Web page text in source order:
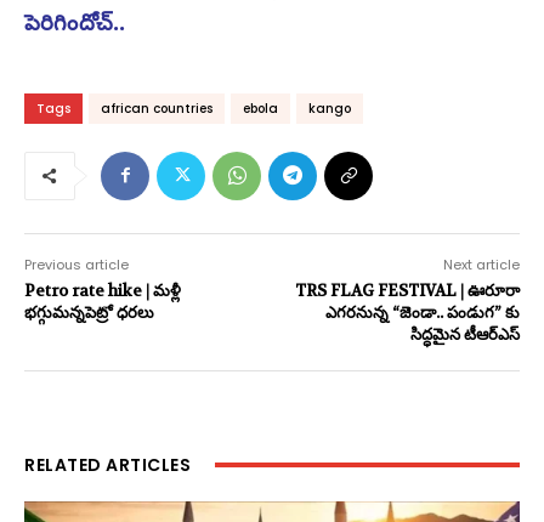
పెరిగిందోచ్..
Tags african countries ebola kango
Previous article
Petro rate hike | మ‌ళ్లీ
భ‌గ్గుమ‌న్న‌పెట్రో ధ‌ర‌లు
Next article
TRS FLAG FESTIVAL | ఊరూరా
ఎగ‌ర‌నున్న “జెండా.. పండుగ” కు
సిద్ధమైన టీఆర్ఎస్
RELATED ARTICLES